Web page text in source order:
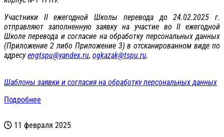
Участники II ежегодной Школы перевода до 24.02.2025 г.
отправляют заполненную заявку на участие во II ежегодной
Школе перевода и согласие на обработку персональных данных
(Приложение 2 либо Приложение 3) в отсканированном виде по
адресуengtspu@yandex.ru, ogkazak@tspu.ru.
Шаблоны заявки и согласия на обработку персональных данных
Подробнее
11 февраля 2025